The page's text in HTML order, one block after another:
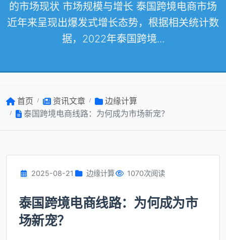
的市场现状 市场规模与增长 泰国跨境电商市场
近年来呈现出爆发式增长态势，根据相关统计数
据，2022年泰国跨境...
首页 资讯文章
边缘计算
泰国跨境电商线路：为何成为市场新宠？
2025-08-21 边缘计算 1070次阅读
泰国跨境电商线路：为何成为市
场新宠？